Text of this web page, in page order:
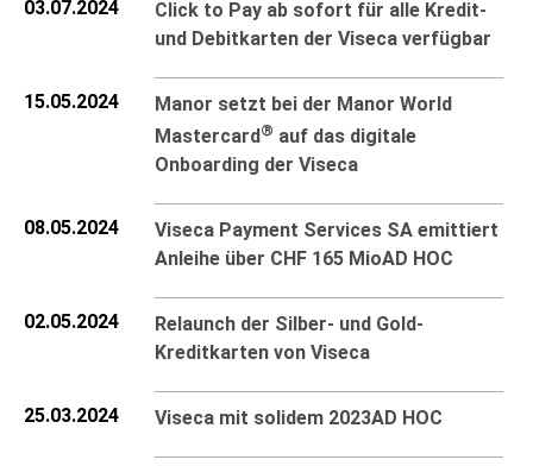
03.07.2024
Click to Pay ab sofort für alle Kredit-
und Debitkarten der Viseca verfügbar
15.05.2024
Manor setzt bei der Manor World
Mastercard ® auf das digitale
Onboarding der Viseca
08.05.2024
Viseca Payment Services SA emittiert
Anleihe über CHF 165 MioAD HOC
02.05.2024
Relaunch der Silber- und Gold-
Kreditkarten von Viseca
25.03.2024 Viseca mit solidem 2023AD HOC